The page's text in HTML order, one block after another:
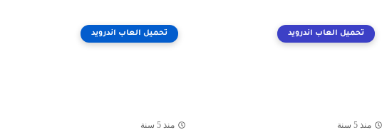
تحميل العاب اندرويد
منذ 5 سنة
تحميل العاب اندرويد
منذ 5 سنة